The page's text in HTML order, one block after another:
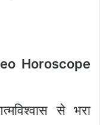
Horoscope
से भरा